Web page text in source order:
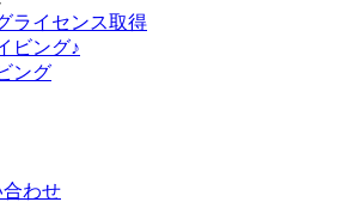
ライセンス取得
ビング♪
ング
合わせ